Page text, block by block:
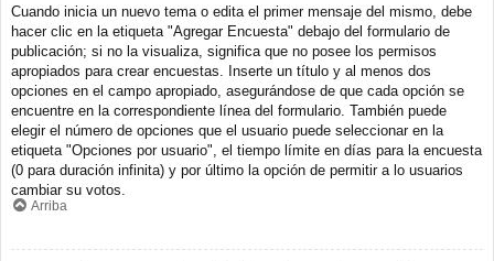
Cuando inicia un nuevo tema o edita el primer mensaje del mismo, debe
hacer clic en la etiqueta "Agregar Encuesta" debajo del formulario de
publicación; si no la visualiza, significa que no posee los permisos
apropiados para crear encuestas. Inserte un título y al menos dos
opciones en el campo apropiado, asegurándose de que cada opción se
encuentre en la correspondiente línea del formulario. También puede
elegir el número de opciones que el usuario puede seleccionar en la
etiqueta "Opciones por usuario", el tiempo límite en días para la encuesta
(0 para duración infinita) y por último la opción de permitir a lo usuarios
cambiar su votos.
Arriba